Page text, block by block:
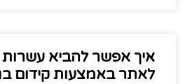
איך אפשר להביא עשרות
לאתר באמצעות קידום